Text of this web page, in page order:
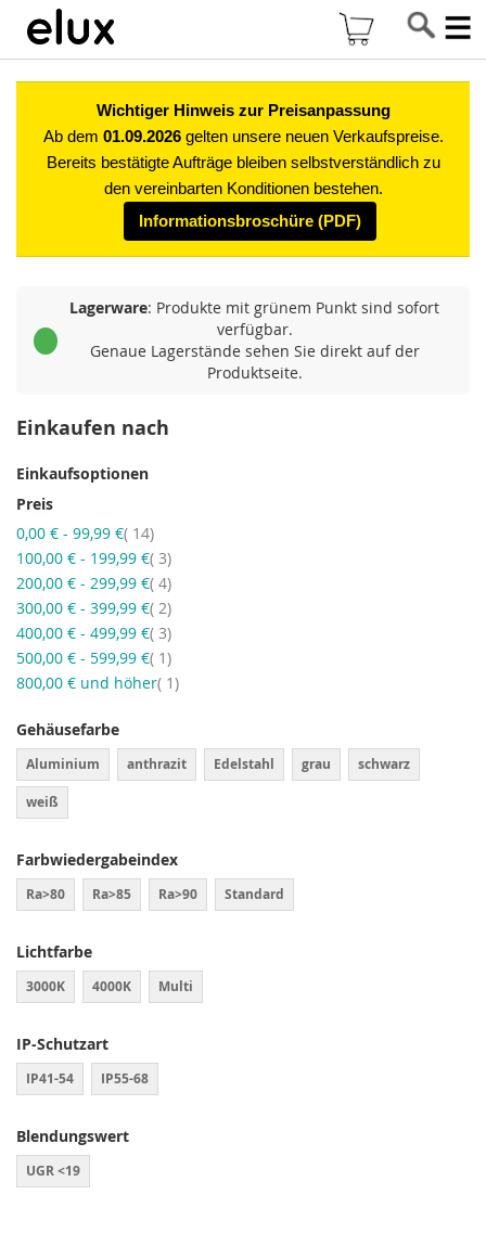
Mein
Wichtiger Hinweis zur Preisanpassung
Ab dem 01.09.2026gelten unsere neuen Verkaufspreise.
Bereits bestätigte Aufträge bleiben selbstverständlich zu
den vereinbarten Konditionen bestehen.
Informationsbroschüre (PDF)
Lagerware: Produkte mit grünem Punkt sind sofort
verfügbar.
Genaue Lagerstände sehen Sie direkt auf der
Produktseite.
Einkaufen nach
Einkaufsoptionen
Preis
0,00 € - 99,99 € 14Artikel
100,00 € - 199,99 € 3Artikel
200,00 € - 299,99 € 4Artikel
300,00 € - 399,99 € 2Artikel
400,00 € - 499,99 € 3Artikel
500,00 € - 599,99 € 1Artikel
800,00 € und höher 1Artikel
Gehäusefarbe
Aluminium anthrazit Edelstahl grau schwarz
weiß
Farbwiedergabeindex
Ra>80 Ra>85 Ra>90 Standard
Lichtfarbe
3000K 4000K Multi
IP-Schutzart
IP41-54 IP55-68
Blendungswert
UGR <19